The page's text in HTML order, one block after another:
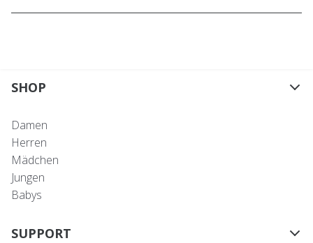
SHOP
Damen
Herren
Mädchen
Jungen
Babys
SUPPORT